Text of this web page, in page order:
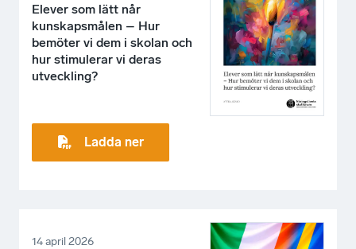
Elever som lätt når
kunskapsmålen – Hur
bemöter vi dem i skolan och
hur stimulerar vi deras
utveckling?
Ladda ner
14 april 2026